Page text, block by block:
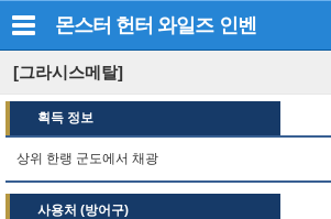
몬스터 헌터 와일즈 인벤
[그라시스메탈]
획득 정보
상위 한랭 군도에서 채광
사용처 (방어구)